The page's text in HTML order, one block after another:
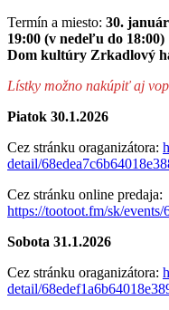
Termín a miesto: 30.
19:00 (v nedeľu do 18:00)
Dom kultúry Zrkadlový
Lístky možno nakúpiť aj
Piatok 30.1.2026
Cez stránku oraganizátora:
detail/
Cez stránku online predaja:
https://tootoot.fm/sk/events/
Sobota 31.1.2026
Cez stránku oraganizátora:
detail/